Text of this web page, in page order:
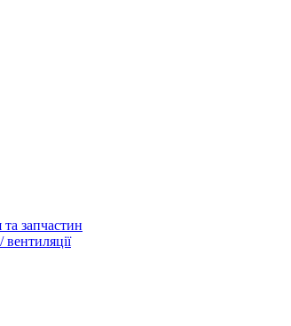
запчастин
вентиляції